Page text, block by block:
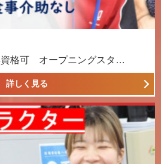
格可 オープニングスタ…
詳しく見る